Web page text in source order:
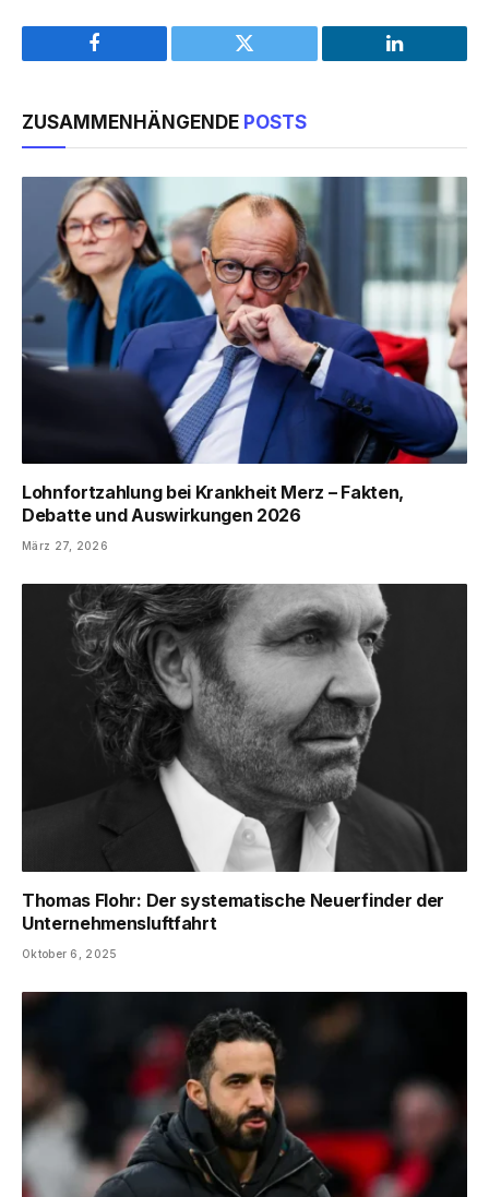
Facebook Twitter LinkedIn
ZUSAMMENHÄNGENDE POSTS
Lohnfortzahlung bei Krankheit Merz – Fakten,
Debatte und Auswirkungen 2026
März 27, 2026
Thomas Flohr: Der systematische Neuerfinder der
Unternehmensluftfahrt
Oktober 6, 2025